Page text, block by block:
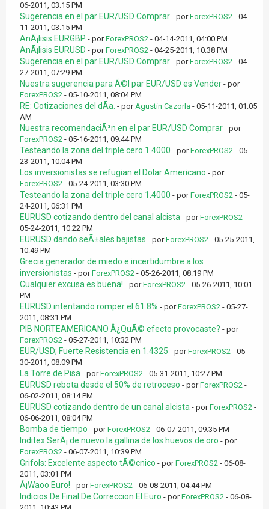
06-2011, 03:15 PM
Sugerencia en el par EUR/USD Comprar - porForexPROS2 - 04-
11-2011, 03:15 PM
AnÃ¡lisis EURGBP - porForexPROS2 - 04-14-2011, 04:00 PM
AnÃ¡lisis EURUSD - porForexPROS2 - 04-25-2011, 10:38 PM
Sugerencia en el par EUR/USD Comprar - porForexPROS2 - 04-
27-2011, 07:29 PM
Nuestra sugerencia para Ã©l par EUR/USD es Vender - por
ForexPROS2 - 05-10-2011, 08:04 PM
RE: Cotizaciones del dÃ­a. - porAgustin Cazorla - 05-11-2011, 01:05
AM
Nuestra recomendaciÃ³n en el par EUR/USD Comprar - por
ForexPROS2 - 05-16-2011, 09:44 PM
Testeando la zona del triple cero 1.4000 - porForexPROS2 - 05-
23-2011, 10:04 PM
Los inversionistas se refugian el Dolar Americano - por
ForexPROS2 - 05-24-2011, 03:30 PM
Testeando la zona del triple cero 1.4000 - porForexPROS2 - 05-
24-2011, 06:31 PM
EURUSD cotizando dentro del canal alcista - porForexPROS2 -
05-24-2011, 10:22 PM
EURUSD dando seÃ±ales bajistas - porForexPROS2 - 05-25-2011,
10:49 PM
Grecia generador de miedo e incertidumbre a los
inversionistas - porForexPROS2 - 05-26-2011, 08:19 PM
Cualquier excusa es buena! - porForexPROS2 - 05-26-2011, 10:01
PM
EURUSD intentando romper el 61.8% - porForexPROS2 - 05-27-
2011, 08:31 PM
PIB NORTEAMERICANO Â¿QuÃ© efecto provocaste? - por
ForexPROS2 - 05-27-2011, 10:32 PM
EUR/USD; Fuerte Resistencia en 1.4325 - porForexPROS2 - 05-
30-2011, 08:09 PM
La Torre de Pisa - porForexPROS2 - 05-31-2011, 10:27 PM
EURUSD rebota desde el 50% de retroceso - porForexPROS2 -
06-02-2011, 08:14 PM
EURUSD cotizando dentro de un canal alcista - porForexPROS2 -
06-06-2011, 08:04 PM
Bomba de tiempo - porForexPROS2 - 06-07-2011, 09:35 PM
Inditex SerÃ¡ de nuevo la gallina de los huevos de oro - por
ForexPROS2 - 06-07-2011, 10:39 PM
Grifols: Excelente aspecto tÃ©cnico - porForexPROS2 - 06-08-
2011, 03:01 PM
Â¡Waoo Euro! - porForexPROS2 - 06-08-2011, 04:44 PM
Indicios De Final De Correccion El Euro - porForexPROS2 - 06-08-